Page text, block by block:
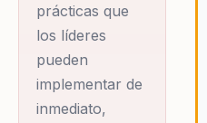
prácticas que
los líderes
pueden
implementar de
inmediato,